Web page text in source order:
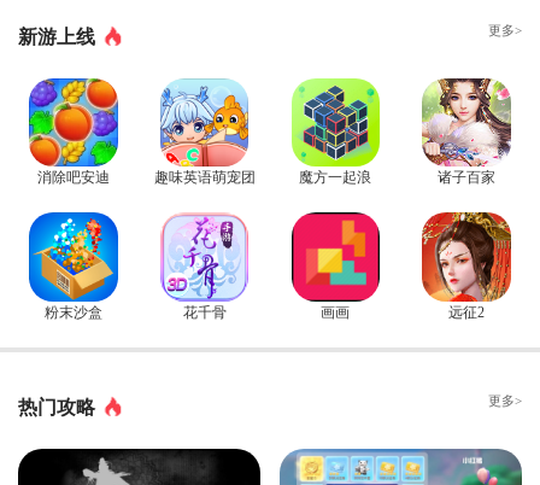
新游上线 更多>
消除吧安迪 趣味英语萌宠团 魔方一起浪 诸子百家
粉末沙盒 花千骨 画画 远征2
热门攻略 更多>